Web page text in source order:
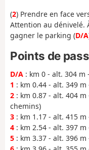
(2) Prendre en face
Attention au dénivelé.
gagner le parking (D/A
Points de
D/A : km 0 - alt. 304
1 : km 0.44 - alt. 349
2 : km 0.87 - alt. 404
chemins)
3 : km 1.17 - alt. 415
4 : km 2.54 - alt. 397
5 : km 3.37 - alt. 396